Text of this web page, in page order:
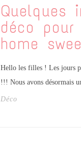
Quelques
déco
home
Hello les filles ! Les jours
!!! Nous avons désormais
Déco